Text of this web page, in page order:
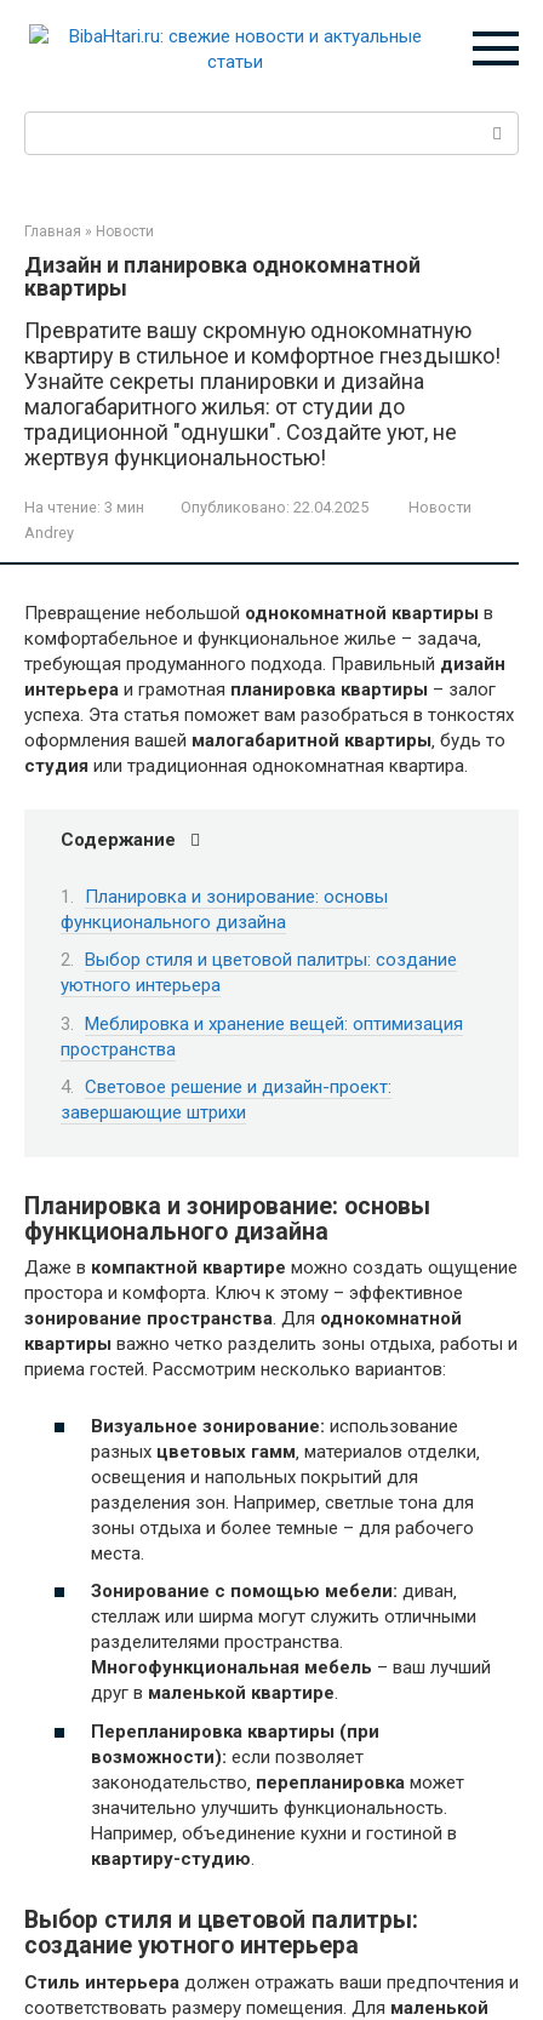
Главная » Новости
Дизайн и планировка однокомнатной
квартиры
Превратите вашу скромную однокомнатную
квартиру в стильное и комфортное гнездышко!
Узнайте секреты планировки и дизайна
малогабаритного жилья: от студии до
традиционной "однушки". Создайте уют, не
жертвуя функциональностью!
На чтение: 3 мин Опубликовано: 22.04.2025
Новости
Andrey
Превращение небольшой однокомнатной квартиры в
комфортабельное и функциональное жилье – задача‚
требующая продуманного подхода. Правильный дизайн
интерьера и грамотная планировка квартиры – залог
успеха. Эта статья поможет вам разобраться в тонкостях
оформления вашей малогабаритной квартиры‚ будь то
студия или традиционная однокомнатная квартира.
Содержание
Планировка и зонирование: основы
функционального дизайна
Выбор стиля и цветовой палитры: создание
уютного интерьера
Меблировка и хранение вещей: оптимизация
пространства
Световое решение и дизайн-проект:
завершающие штрихи
Планировка и зонирование: основы
функционального дизайна
Даже в компактной квартире можно создать ощущение
простора и комфорта. Ключ к этому – эффективное
зонирование пространства. Для однокомнатной
квартиры важно четко разделить зоны отдыха‚ работы и
приема гостей. Рассмотрим несколько вариантов:
Визуальное зонирование: использование
разных цветовых гамм‚ материалов отделки‚
освещения и напольных покрытий для
разделения зон. Например‚ светлые тона для
зоны отдыха и более темные – для рабочего
места.
Зонирование с помощью мебели: диван‚
стеллаж или ширма могут служить отличными
разделителями пространства.
Многофункциональная мебель – ваш лучший
друг в маленькой квартире.
Перепланировка квартиры (при
возможности): если позволяет
законодательство‚ перепланировка может
значительно улучшить функциональность.
Например‚ объединение кухни и гостиной в
квартиру-студию.
Выбор стиля и цветовой палитры:
создание уютного интерьера
Стиль интерьера должен отражать ваши предпочтения и
соответствовать размеру помещения. Для маленькой